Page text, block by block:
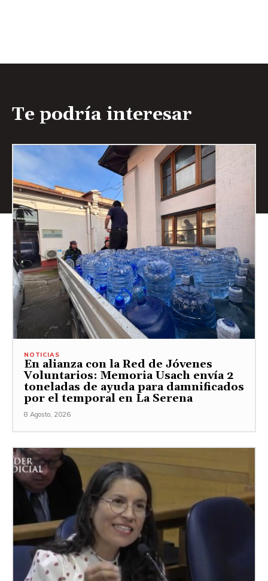
Te podría interesar
NOTICIAS
En alianza con la Red de Jóvenes
Voluntarios: Memoria Usach envía 2
toneladas de ayuda para damnificados
por el temporal en La Serena
8 Agosto, 2026